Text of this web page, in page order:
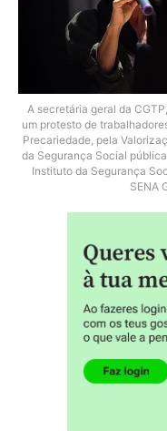
A secretária geral da
um protesto de
Precariedade, pela
da Segurança Social
Instituto da Segurança
SENA